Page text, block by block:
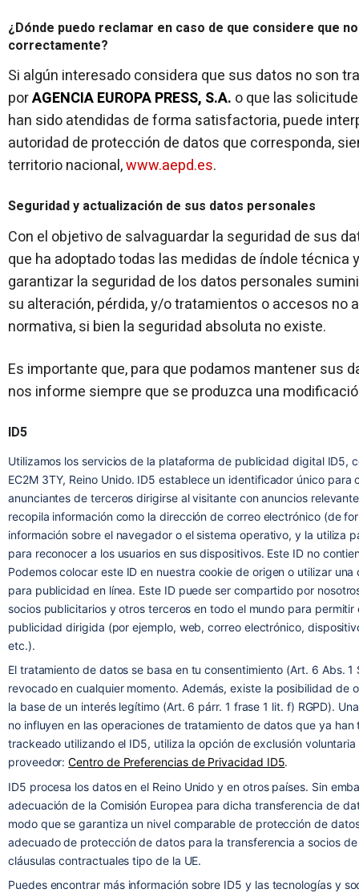
¿Dónde puedo reclamar en caso de que considere que
correctamente?
Si algún interesado considera que sus datos no son
porAGENCIA EUROPA PRESS, S.A. o que las
han sido atendidas de forma satisfactoria, puede
autoridad de protección de datos que corresponda,
territorio nacional,www.aepd.es.
Seguridad y actualización de sus datos personales
Con el objetivo de salvaguardar la seguridad de sus
que ha adoptado todas las medidas de índole técnica
garantizar la seguridad de los datos personales
su alteración, pérdida, y/o tratamientos o accesos no
normativa, si bien la seguridad absoluta no existe.
Es importante que, para que podamos mantener sus
nos informe siempre que se produzca una
ID5
Utilizamos los servicios de la plataforma de publicidad digital ID5,
EC2M 3TY, Reino Unido. ID5 establece un identificador único
anunciantes de terceros dirigirse al visitante con anuncios
recopila información como la dirección de correo electrónico (de
información sobre el navegador o el sistema operativo, y la utiliza
para reconocer a los usuarios en sus dispositivos. Este ID no
Podemos colocar este ID en nuestra cookie de origen o utilizar
para publicidad en línea. Este ID puede ser compartido por
socios publicitarios y otros terceros en todo el mundo para
publicidad dirigida (por ejemplo, web, correo electrónico,
etc.).
El tratamiento de datos se basa en tu consentimiento (Art. 6 Abs. 1
revocado en cualquier momento. Además, existe la posibilidad de
la base de un interés legítimo (Art. 6 párr. 1 frase 1 lit. f) RGPD).
no influyen en las operaciones de tratamiento de datos que ya han
trackeado utilizando el ID5, utiliza la opción de exclusión
proveedor:Centro de Preferencias de Privacidad ID5.
ID5 procesa los datos en el Reino Unido y en otros países. Sin
adecuación de la Comisión Europea para dicha transferencia de
modo que se garantiza un nivel comparable de protección de
adecuado de protección de datos para la transferencia a socios
cláusulas contractuales tipo de la UE.
Puedes encontrar más información sobre ID5 y las tecnologías y